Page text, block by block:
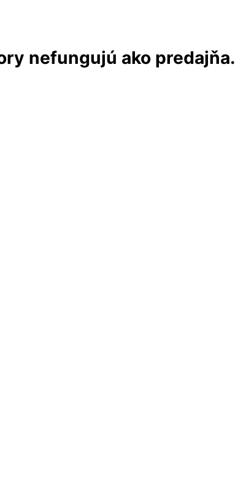
nefungujú ako predajňa.